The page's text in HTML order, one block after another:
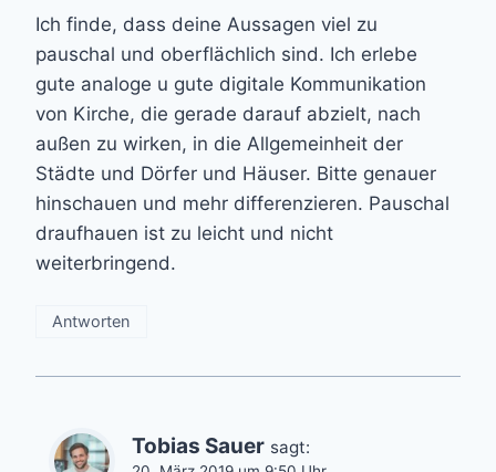
Ich finde, dass deine Aussagen viel zu
pauschal und oberflächlich sind. Ich erlebe
gute analoge u gute digitale Kommunikation
von Kirche, die gerade darauf abzielt, nach
außen zu wirken, in die Allgemeinheit der
Städte und Dörfer und Häuser. Bitte genauer
hinschauen und mehr differenzieren. Pauschal
draufhauen ist zu leicht und nicht
weiterbringend.
Antworten
Tobias Sauer sagt: